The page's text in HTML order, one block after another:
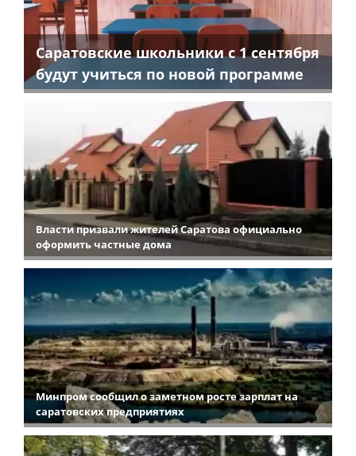
Саратовские школьники с 1 сентября
будут учиться по новой программе
Власти призвали жителей Саратова официально
оформить частные дома
Минпром сообщил о заметном росте зарплат на
саратовских предприятиях